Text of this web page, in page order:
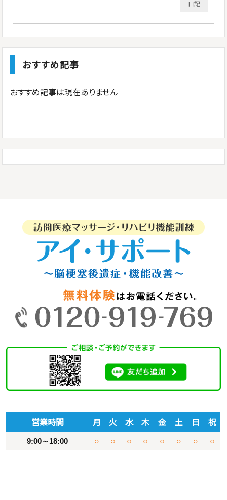
日記
おすすめ記事
おすすめ記事は現在ありません
営業時間 月 火 水 木 金 土 日 祝
9:00～18:00 ○ ○ ○ ○ ○ ○ ○ ○